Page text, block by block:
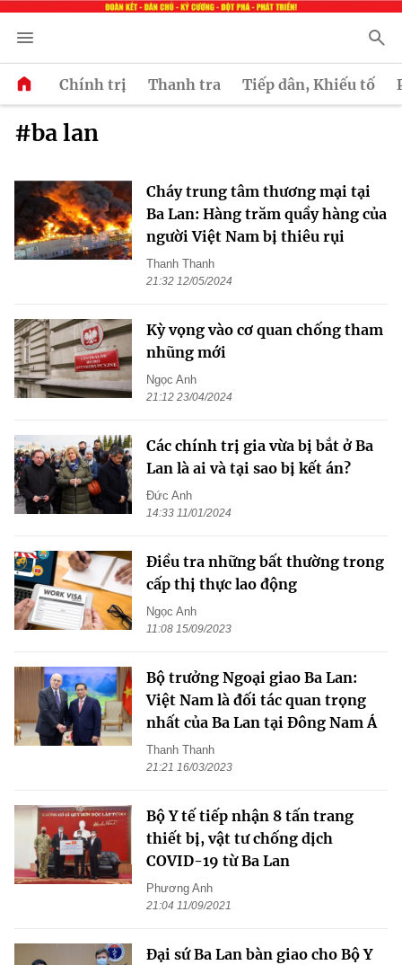
Chính trị Thanh tra Tiếp dân, Khiếu tố
#ba lan
Cháy trung tâm thương mại tại
Ba Lan: Hàng trăm quầy hàng của
người Việt Nam bị thiêu rụi
Thanh Thanh
21:32 12/05/2024
Kỳ vọng vào cơ quan chống tham
nhũng mới
Ngọc Anh
21:12 23/04/2024
Các chính trị gia vừa bị bắt ở Ba
Lan là ai và tại sao bị kết án?
Đức Anh
14:33 11/01/2024
Điều tra những bất thường trong
cấp thị thực lao động
Ngọc Anh
11:08 15/09/2023
Bộ trưởng Ngoại giao Ba Lan:
Việt Nam là đối tác quan trọng
nhất của Ba Lan tại Đông Nam Á
Thanh Thanh
21:21 16/03/2023
Bộ Y tế tiếp nhận 8 tấn trang
thiết bị, vật tư chống dịch
COVID-19 từ Ba Lan
Phương Anh
21:04 11/09/2021
Đại sứ Ba Lan bàn giao cho Bộ Y